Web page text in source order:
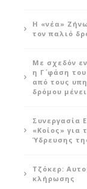
Η «νέα»
τον παλιό
Με σχεδόν
η Γ΄ φάση
από τους
δρόμου
Συνεργασία
«Κοίος» για
Ύδρευσης
Τζόκερ:
κλήρωσης